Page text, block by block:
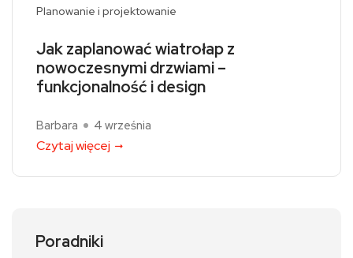
Planowanie i projektowanie
Jak zaplanować wiatrołap z
nowoczesnymi drzwiami –
funkcjonalność i design
Barbara 4 września
Czytaj więcej
Poradniki